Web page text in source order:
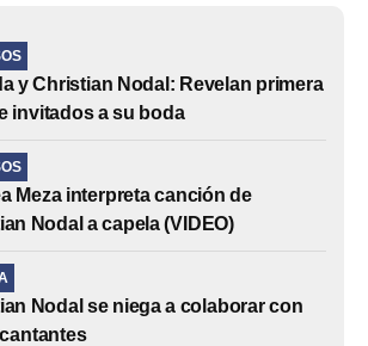
y Christian Nodal: Revelan primera
invitados a su boda
Meza interpreta canción de
Nodal a capela (VIDEO)
Nodal se niega a colaborar con